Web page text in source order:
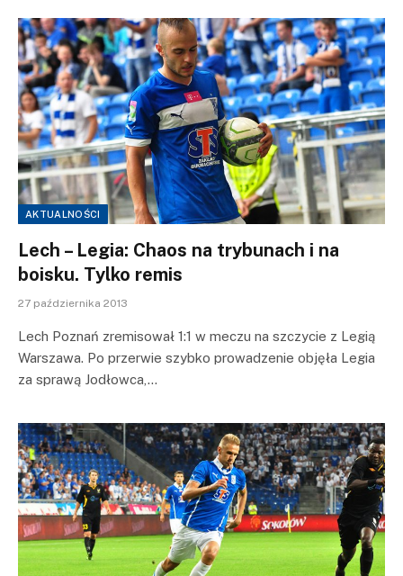
AKTUALNOŚCI
Lech – Legia: Chaos na trybunach i na
boisku. Tylko remis
27 października 2013
Lech Poznań zremisował 1:1 w meczu na szczycie z Legią
Warszawa. Po przerwie szybko prowadzenie objęła Legia
za sprawą Jodłowca,…